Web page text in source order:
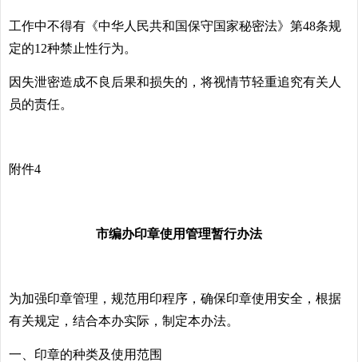
工作中不得有《中华人民共和国保守国家秘密法》第48条规
定的12种禁止性行为。
因失泄密造成不良后果和损失的，将视情节轻重追究有关人
员的责任。
附件4
市编办印章使用管理暂行办法
为加强印章管理，规范用印程序，确保印章使用安全，根据
有关规定，结合本办实际，制定本办法。
一、印章的种类及使用范围